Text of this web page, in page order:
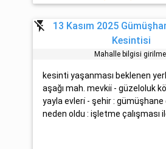
flash_off
13 Kasım 2025
Kesintisi
Mahalle bilgisi
kesinti yaşanması beklenen
aşağı mah. mevki̇i̇ - güzeloluk
yayla evleri̇ - şehir :
neden oldu : işletme çalışması